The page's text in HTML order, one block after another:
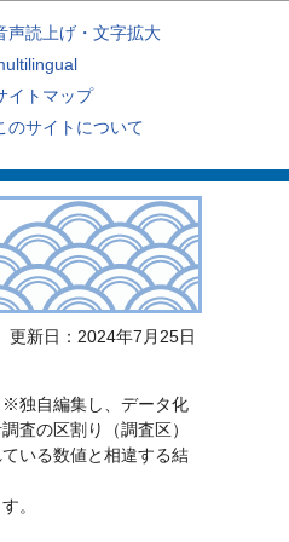
声読上げ・文字拡大
イトマップ
のサイトについて
更新日：2024年7月25日
※独自編集し、データ化
査の区割り（調査区）
いる数値と相違する結
。